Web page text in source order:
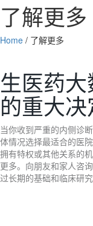
了解更多
Home / 了解更多
生医药
的重大决
当你收到严重的内侧诊
体情况选择最适合的医
拥有特权或其他关系的
更多。向朋友和家人咨
过长期的基础和临床研